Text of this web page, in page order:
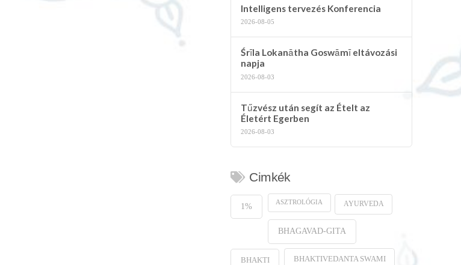
Intelligens tervezés Konferencia
2026-08-05
Śrīla Lokanātha Goswāmī eltávozási
napja
2026-08-03
Tűzvész után segít az Ételt az
Életért Egerben
2026-08-03
Cimkék
1% ASZTROLÓGIA AYURVEDA
BHAGAVAD-GITA
BHAKTI BHAKTIVEDANTA SWAMI